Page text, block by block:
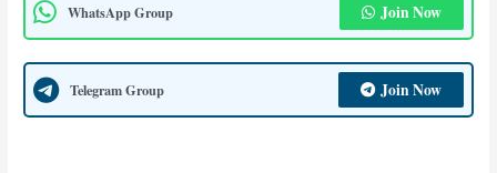
WhatsApp Group Join Now
Telegram Group Join Now